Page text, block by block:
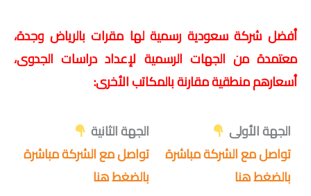
أفضل شركة سعودية رسمية لها مقرات بالرياض وجدة،
معتمدة من الجهات الرسمية لإعداد دراسات الجدوى،
أسعارهم منطقية مقارنة بالمكاتب الأخرى:
الجهة الأولى
تواصل مع الشركة مباشرة
بالضغط هنا
الجهة الثانية
تواصل مع الشركة مباشرة
بالضغط هنا